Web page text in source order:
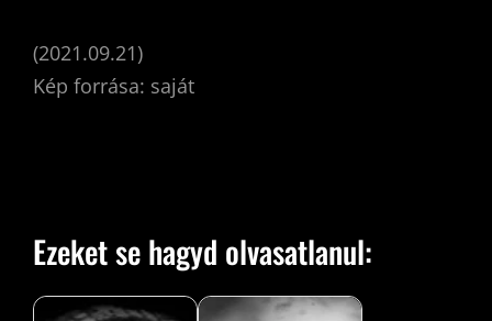
(2021.09.21)
Kép forrása: saját
Ezeket se hagyd olvasatlanul: